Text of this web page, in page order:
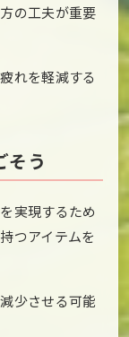
の工夫が重要
れを軽減する
そう
実現するため
つアイテムを
少させる可能